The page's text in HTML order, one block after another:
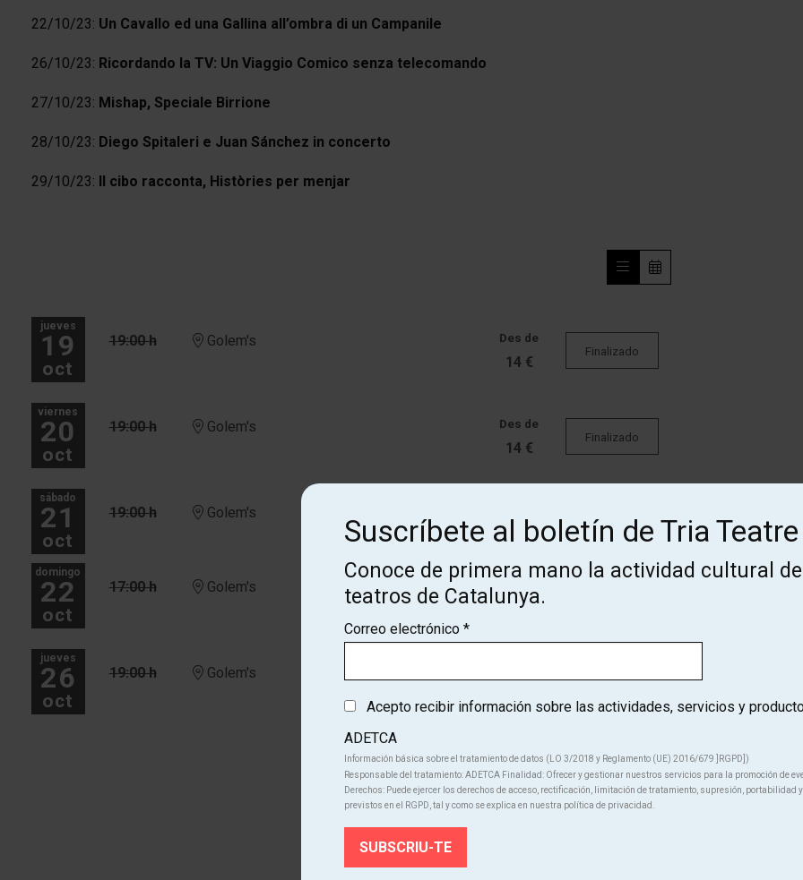
22/10/23: Un Cavallo ed una Gallina all’ombra di un Campanile
26/10/23: Ricordando la TV: Un Viaggio Comico senza telecomando
27/10/23: Mishap, Speciale Birrione
28/10/23: Diego Spitaleri e Juan Sánchez in concerto
29/10/23: Il cibo racconta, Històries per menjar
jueves
19
oct
19:00 h Golem's Des de
14 €
Finalizado
viernes
20
oct
19:00 h Golem's Des de
14 €
Finalizado
sábado
21
oct
19:00 h Golem's
Finalizado
domingo
22
oct
17:00 h Golem's
14 €
jueves
26
oct
19:00 h Golem's
Finalizado
Más fechas
Suscríbete al boletín de Tria Teatre
Conoce de primera mano la actividad cultural
teatros de Catalunya.
Correo electrónico *
Acepto recibir información sobre las actividades, servicios y
ADETCA
Información básica sobre el tratamiento de datos (LO 3/2018 y Reglamento (UE) 2016/679 ]RGPD])
Responsable del tratamiento: ADETCA Finalidad: Ofrecer y gestionar nuestros servicios para la promoción de
Derechos: Puede ejercer los derechos de acceso, rectificación, limitación de tratamiento, supresión, portabilidad y
previstos en el RGPD, tal y como se explica en nuestra política de privacidad.